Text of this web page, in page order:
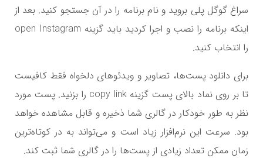
سراغ گوگل پلی بروید و نام برنامه را در آن جستجو کنید. بعد از
اینکه برنامه را نصب و اجرا کردید باید گزینه open Instagram
را انتخاب کنید.
برای دانلود پست‌ها، تصاویر و ویدئو‌های دلخواه فقط کافیست
تا بر روی نماد بالای پست گزینه copy link را بزنید. پست مورد
نظر به طور خودکار در گالری شما ذخیره و قابل مشاهده خواهد
بود. سرعت این نرم‌افزار زیاد است و می‌تواند به در کوتاه‌ترین
زمان ممکن تعداد زیادی از پست‌ها را در گالری شما ثبت کند.